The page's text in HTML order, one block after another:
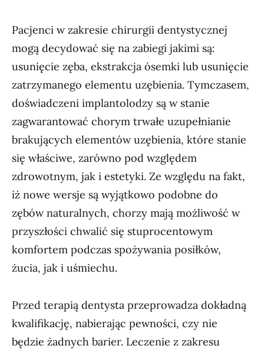
Pacjenci w zakresie chirurgii dentystycznej
mogą decydować się na zabiegi jakimi są:
usunięcie zęba, ekstrakcja ósemki lub usunięcie
zatrzymanego elementu uzębienia. Tymczasem,
doświadczeni implantolodzy są w stanie
zagwarantować chorym trwałe uzupełnianie
brakujących elementów uzębienia, które stanie
się właściwe, zarówno pod względem
zdrowotnym, jak i estetyki. Ze względu na fakt,
iż nowe wersje są wyjątkowo podobne do
zębów naturalnych, chorzy mają możliwość w
przyszłości chwalić się stuprocentowym
komfortem podczas spożywania posiłków,
żucia, jak i uśmiechu.
Przed terapią dentysta przeprowadza dokładną
kwalifikację, nabierając pewności, czy nie
będzie żadnych barier. Leczenie z zakresu